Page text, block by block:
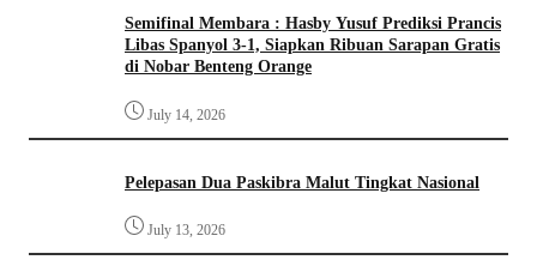
Semifinal Membara : Hasby Yusuf Prediksi Prancis
Libas Spanyol 3-1, Siapkan Ribuan Sarapan Gratis
di Nobar Benteng Orange
July 14, 2026
Pelepasan Dua Paskibra Malut Tingkat Nasional
July 13, 2026